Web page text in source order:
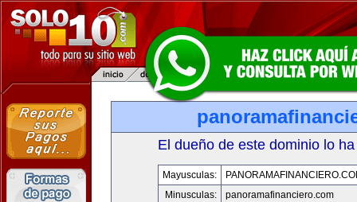
El dueño de este dominio lo
Mayusculas:
Minusculas:
panoramafinanciero.com